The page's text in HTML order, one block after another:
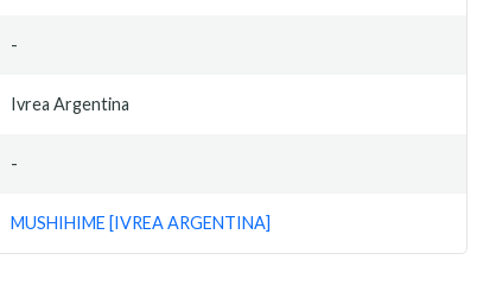
-
Ivrea Argentina
-
MUSHIHIME [IVREA ARGENTINA]